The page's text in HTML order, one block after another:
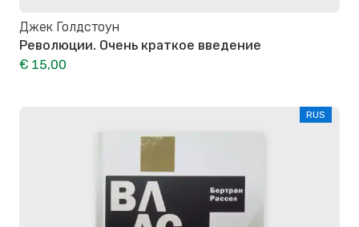
Джек Голдстоун
Революции. Очень краткое введение
€ 15,00
RUS